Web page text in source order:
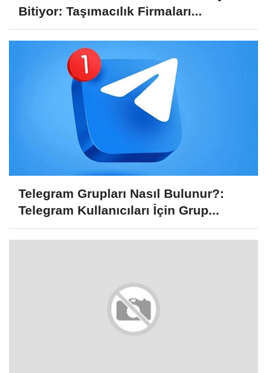
Bitiyor: Taşımacılık Firmaları...
Telegram Grupları Nasıl Bulunur?:
Telegram Kullanıcıları İçin Grup...